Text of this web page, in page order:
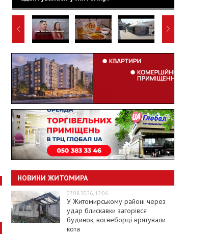
НОВИНИ ЖИТОМИРА
07.08.2026, 12:06
У Житомирському районі через
удар блискавки загорівся
будинок, вогнеборці врятували
кота